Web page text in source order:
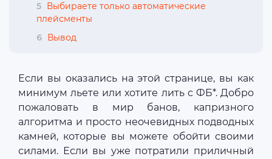
5 Выбираете только автоматические
плейсменты
6 Вывод
Если вы оказались на этой странице, вы как
минимум льете или хотите лить с ФБ*. Добро
пожаловать в мир банов, капризного
алгоритма и просто неочевидных подводных
камней, которые вы можете обойти своими
силами. Если вы уже потратили приличный